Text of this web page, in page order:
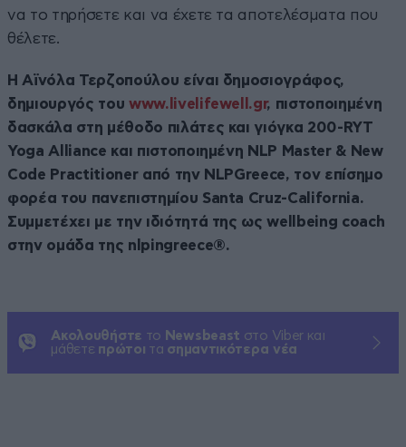
να το τηρήσετε και να έχετε τα αποτελέσματα που
θέλετε.
Η Αϊνόλα Τερζοπούλου είναι δημοσιογράφος,
δημιουργός του www.livelifewell.gr, πιστοποιημένη
δασκάλα στη μέθοδο πιλάτες και γιόγκα 200-RYT
Yoga Alliance και πιστοποιημένη NLP Master & New
Code Practitioner από την NLPGreece, τον επίσημο
φορέα του πανεπιστημίου Santa Cruz-California.
Συμμετέχει με την ιδιότητά της ως wellbeing coach
στην ομάδα της nlpingreece®.
Ακολουθήστε το Newsbeast στο Viber και
μάθετε πρώτοι τα σημαντικότερα νέα